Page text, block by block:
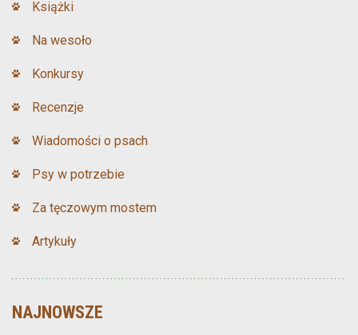
Książki
Na wesoło
Konkursy
Recenzje
Wiadomości o psach
Psy w potrzebie
Za tęczowym mostem
Artykuły
NAJNOWSZE